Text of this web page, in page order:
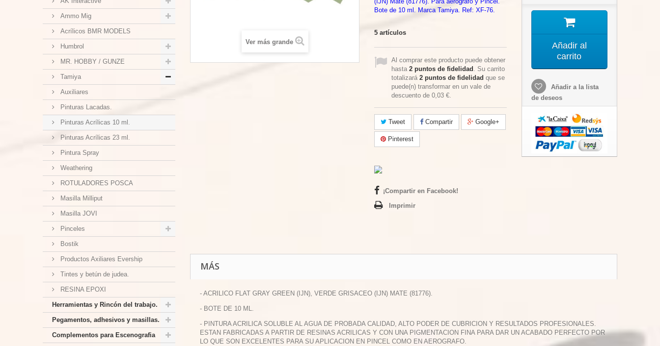
Ammo Mig
Acrílicos BMR MODELS
Humbrol
MR. HOBBY / GUNZE
Tamiya
Auxiliares
Pinturas Lacadas.
Pinturas Acrílicas 10 ml.
Pinturas Acrílicas 23 ml.
Pintura Spray
Weathering
ROTULADORES POSCA
Masilla Milliput
Masilla JOVI
Pinceles
Bostik
Productos Axiliares Evership
Tintes y betún de judea.
RESINA EPOXI
Herramientas y Rincón del trabajo.
Pegamentos, adhesivos y masillas.
Complementos para Escenografia
Ver más grande
Bote de 10 ml. Marca Tamiya. Ref: XF-76.
5 artículos
Al comprar este producto puede obtener
hasta 2 puntos de fidelidad . Su carrito
totalizará 2 puntos de fidelidad que se
puede(n) transformar en un vale de
descuento de 0,03 €.
Tweet Compartir Google+
Pinterest
¡Compartir en Facebook!
Imprimir
Añadir al
carrito
Añadir a la lista
de deseos
MÁS
- ACRILICO FLAT GRAY GREEN (IJN), VERDE GRISACEO (IJN) MATE (81776).
- BOTE DE 10 ML.
- PINTURA ACRILICA SOLUBLE AL AGUA DE PROBADA CALIDAD, ALTO PODER DE CUBRICION Y RESULTADOS PROFESIONALES.
ESTAN FABRICADAS A PARTIR DE RESINAS ACRILICAS Y CON UNA PIGMENTACION FINA PARA DAR UN ACABADO PERFECTO POR
LO QUE SON EXCELENTES PARA SU APLICACION EN PINCEL COMO EN AEROGRAFO.